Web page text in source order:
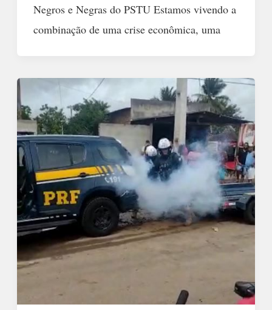
Negros e Negras do PSTU Estamos vivendo a
combinação de uma crise econômica, uma